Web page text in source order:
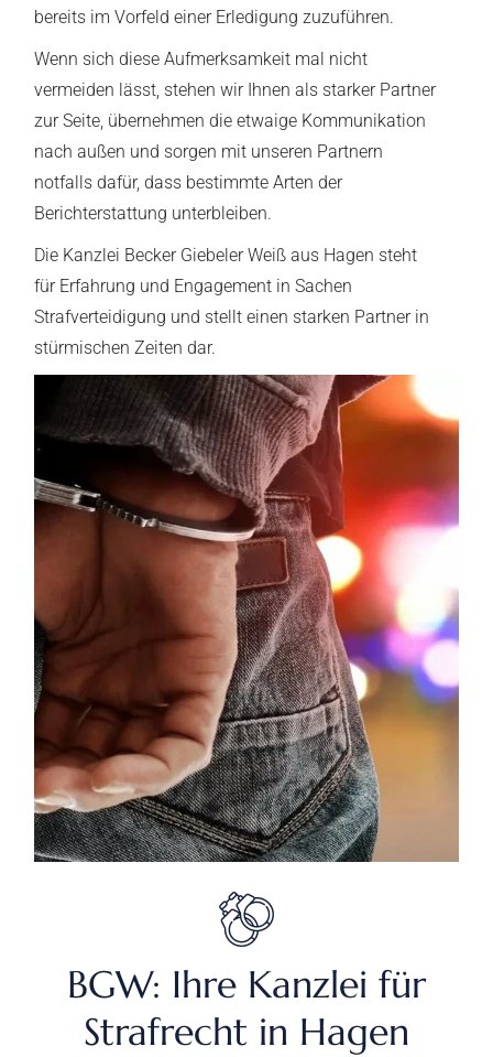
bereits im Vorfeld einer Erledigung zuzuführen.
Wenn sich diese Aufmerksamkeit mal nicht
vermeiden lässt, stehen wir Ihnen als starker Partner
zur Seite, übernehmen die etwaige Kommunikation
nach außen und sorgen mit unseren Partnern
notfalls dafür, dass bestimmte Arten der
Berichterstattung unterbleiben.
Die Kanzlei Becker Giebeler Weiß aus Hagen steht
für Erfahrung und Engagement in Sachen
Strafverteidigung und stellt einen starken Partner in
stürmischen Zeiten dar.
BGW: Ihre Kanzlei für
Strafrecht in Hagen